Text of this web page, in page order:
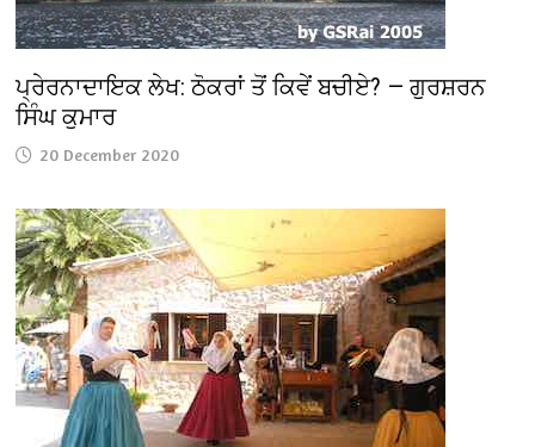
ਪ੍ਰੇਰਨਾਦਾਇਕ ਲੇਖ: ਠੋਕਰਾਂ ਤੋਂ ਕਿਵੇਂ ਬਚੀਏ? — ਗੁਰਸ਼ਰਨ
ਸਿੰਘ ਕੁਮਾਰ
20 December 2020